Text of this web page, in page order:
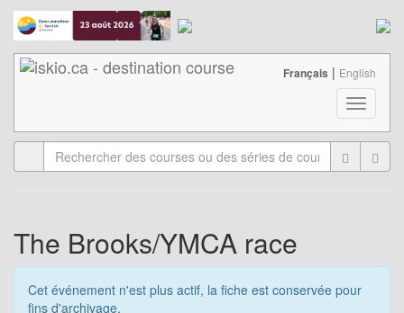
T
o
g
l
i
g
Français | English
The Brooks/YMCA race
Cet événement n'est plus actif, la fiche est conservée pour
fins d'archivage.